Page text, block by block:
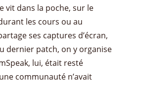
vit dans la poche, sur le
les cours ou au
ses captures d’écran,
dernier patch, on y organise
lui, était resté
communauté n’avait